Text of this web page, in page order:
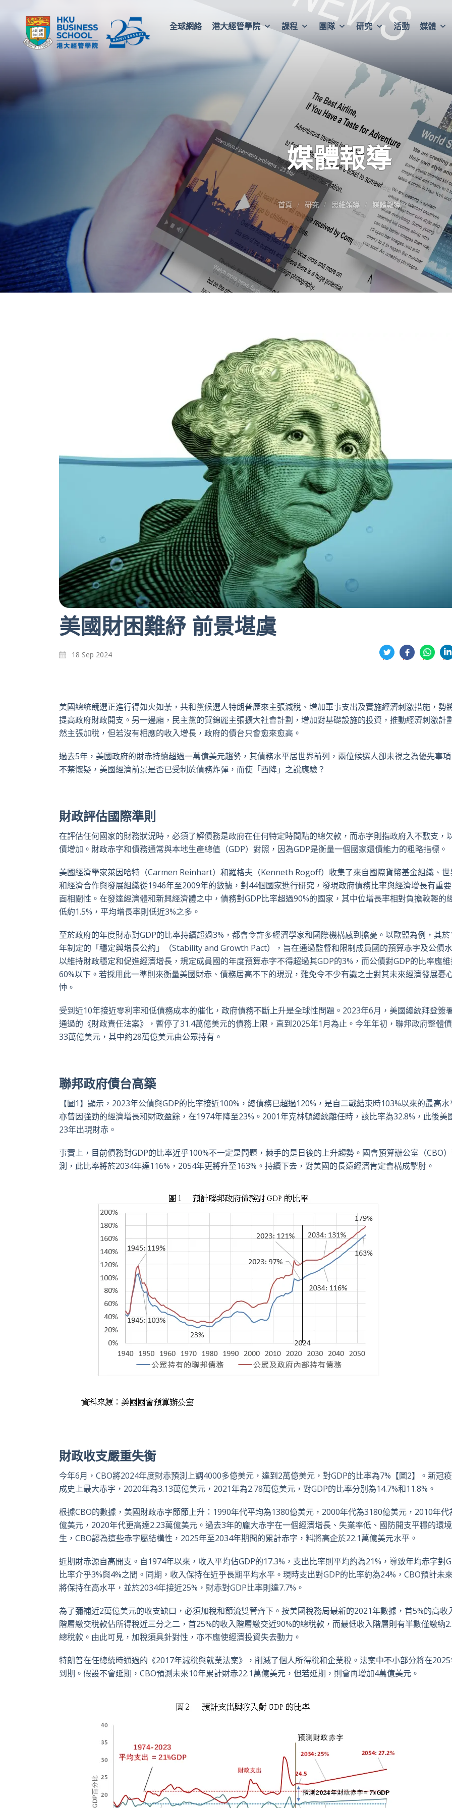
全球網絡 港大經管學院 課程 團隊 研究 活動 媒體
媒體報導
首頁 研究 思維領導 媒體報導
美國財困難紓 前景堪虞
18 Sep 2024
分
享
享
享
享
美國總統競選正進行得如火如荼，共和黨候選人特朗普歷來主張減稅、增加軍事支出及實施經濟刺激措施，勢
提高政府財政開支。另一邊廂，民主黨的賀錦麗主張擴大社會計劃，增加對基礎設施的投資，推動經濟刺激計
然主張加稅，但若沒有相應的收入增長，政府的債台只會愈來愈高。
過去5年，美國政府的財赤持續超過一萬億美元趨勢，其債務水平居世界前列，兩位候選人卻未視之為優先事
不禁懷疑，美國經濟前景是否已受制於債務炸彈，而使「西降」之說應驗？
財政評估國際準則
在評估任何國家的財務狀況時，必須了解債務是政府在任何特定時間點的總欠款，而赤字則指政府入不敷支，
債增加。財政赤字和債務通常與本地生產總值（GDP）對照，因為GDP是衡量一個國家還債能力的粗略指標。
美國經濟學家萊因哈特（Carmen Reinhart）和羅格夫（Kenneth Rogoff）收集了來自國際貨幣基金組織、
和經濟合作與發展組織從1946年至2009年的數據，對44個國家進行研究，發現政府債務比率與經濟增長有重
面相關性。在發達經濟體和新興經濟體之中，債務對GDP比率超過90%的國家，其中位增長率相對負擔較輕的
低約1.5% ，平均增長率則低近3%之多。
至於政府的年度財赤對GDP的比率持續超過3% ，都會令許多經濟學家和國際機構感到擔憂。以歐盟為例，其於
年制定的「穩定與增長公約」（Stability and Growth Pact），旨在通過監督和限制成員國的預算赤字及公債
以維持財政穩定和促進經濟增長，規定成員國的年度預算赤字不得超過其GDP的3% ，而公債對GDP的比率應
60%以下。若採用此一準則來衡量美國財赤、債務居高不下的現況，難免令不少有識之士對其未來經濟發展憂
忡。
受到近10年接近零利率和低債務成本的催化，政府債務不斷上升是全球性問題。 2023年6月，美國總統拜登簽
通過的《財政責任法案》，暫停了31.4萬億美元的債務上限，直到2025年1月為止。今年年初，聯邦政府整體
33萬億美元，其中約28萬億美元由公眾持有。
聯邦政府債台高築
【圖1】顯示， 2023年公債與GDP的比率接近100% ，總債務已超過120% ，是自二戰結束時103%以來的最高水
亦曾因強勁的經濟增長和財政盈餘，在1974年降至23% 。 2001年克林頓總統離任時，該比率為32.8% ，此後美
23年出現財赤。
事實上，目前債務對GDP的比率近乎100%不一定是問題，棘手的是日後的上升趨勢。國會預算辦公室（CBO
測，此比率將於2034年達116% ， 2054年更將升至163% 。持續下去，對美國的長遠經濟肯定會構成掣肘。
財政收支嚴重失衡
今年6月， CBO將2024年度財赤預測上調4000多億美元，達到2萬億美元，對GDP的比率為7% 【圖2】。新冠
成史上最大赤字， 2020年為3.13萬億美元， 2021年為2.78萬億美元，對GDP的比率分別為14.7%和11.8% 。
根據CBO的數據，美國財政赤字節節上升： 1990年代平均為1380億美元， 2000年代為3180億美元， 2010年代
億美元， 2020年代更高達2.23萬億美元。過去3年的龐大赤字在一個經濟增長、失業率低、國防開支平穩的環
生， CBO認為這些赤字屬結構性， 2025年至2034年期間的累計赤字，料將高企於22.1萬億美元水平。
近期財赤源自高開支。自1974年以來，收入平均佔GDP的17.3% ，支出比率則平均約為21% ，導致年均赤字對
比率介乎3%與4%之間。同期，收入保持在近乎長期平均水平。現時支出對GDP的比率約為24% ， CBO預計未
將保持在高水平，並於2034年接近25% ，財赤對GDP比率則達7.7% 。
為了彌補近2萬億美元的收支缺口，必須加稅和節流雙管齊下。按美國稅務局最新的2021年數據，首5%的高收
階層繳交稅款佔所得稅近三分之二，首25%的收入階層繳交近90%的總稅款，而最低收入階層則有半數僅繳納
總稅款。由此可見，加稅須具針對性，亦不應使經濟投資失去動力。
特朗普在任總統時通過的《2017年減稅與就業法案》，削減了個人所得稅和企業稅。法案中不小部分將在2025
到期。假設不會延期， CBO預測未來10年累計財赤22.1萬億美元，但若延期，則會再增加4萬億美元。